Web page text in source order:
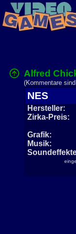
Alfred
(Kommentare
NES
Hersteller:
Zirka-Preis:
Grafik:
Musik: